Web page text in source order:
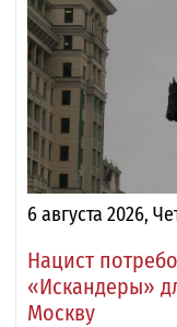
6 августа 2026,
Нацист
«Искандеры»
Москву